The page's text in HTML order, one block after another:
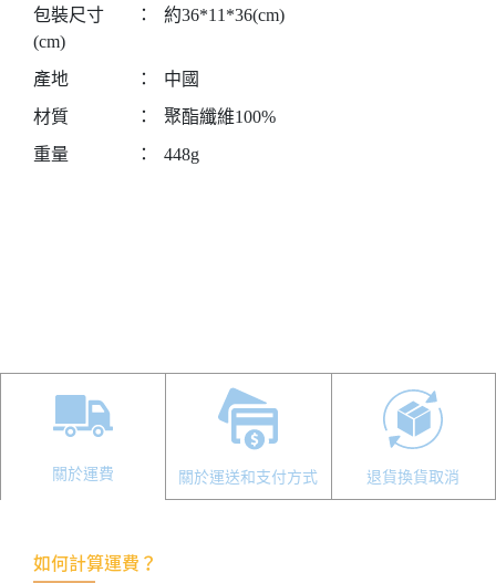
包裝尺寸
(cm)
： 約36*11*36(cm)
產地 ：
中國
材質
：
聚酯纖維100%
重量
： 448g
關於運費 關於運送和支付方式 退貨換貨取消
如何計算運費？